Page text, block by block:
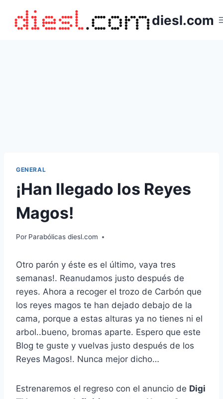
contenido
diesl.com
GENERAL
¡Han llegado los Reyes
Magos!
Por Parabólicas diesl.com
Otro parón y éste es el último, vaya tres
semanas!. Reanudamos justo después de
reyes. Ahora a recoger el trozo de Carbón que
los reyes magos te han dejado debajo de la
cama, porque a estas alturas ya no tienes ni el
arbol..bueno, bromas aparte. Espero que este
Blog te guste y vuelvas justo después de los
Reyes Magos!. Nunca mejor dicho…
Estrenaremos el regreso con el anuncio de Digi